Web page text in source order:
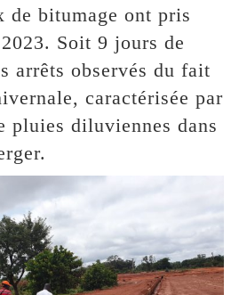
de bitumage ont pris
Soit 9 jours de
arrêts observés du fait
caractérisée par
pluies diluviennes dans